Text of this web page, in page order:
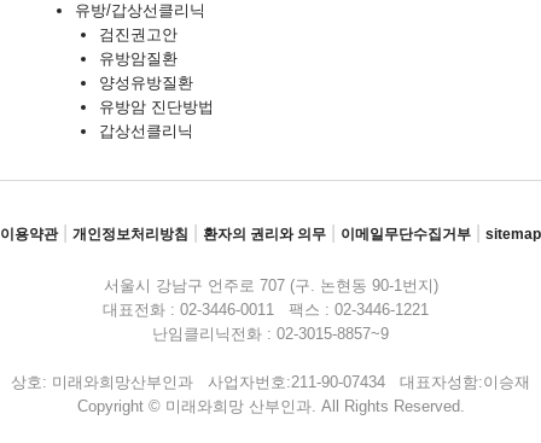
유방/갑상선클리닉
검진권고안
유방암질환
양성유방질환
유방암 진단방법
갑상선클리닉
이용약관 개인정보처리방침 환자의 권리와 의무 이메일무단수집거부 sitemap
서울시 강남구 언주로 707 (구. 논현동 90-1번지)
대표전화 : 02-3446-0011 팩스 : 02-3446-1221
난임클리닉전화 : 02-3015-8857~9
상호: 미래와희망산부인과 사업자번호:211-90-07434 대표자성함:이승재
Copyright © 미래와희망 산부인과. All Rights Reserved.